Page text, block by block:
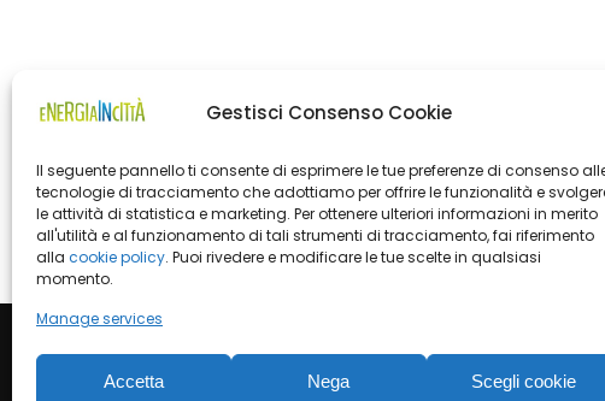
Gestisci Consenso Cookie
Il seguente pannello ti consente di esprimere le tue preferenze di consenso
tecnologie di tracciamento che adottiamo per offrire le funzionalità e
le attività di statistica e marketing. Per ottenere ulteriori informazioni in merito
all'utilità e al funzionamento di tali strumenti di tracciamento, fai riferimento
alla cookie policy. Puoi rivedere e modificare le tue scelte in qualsiasi
momento.
Manage services
Accetta Nega Scegli cookie